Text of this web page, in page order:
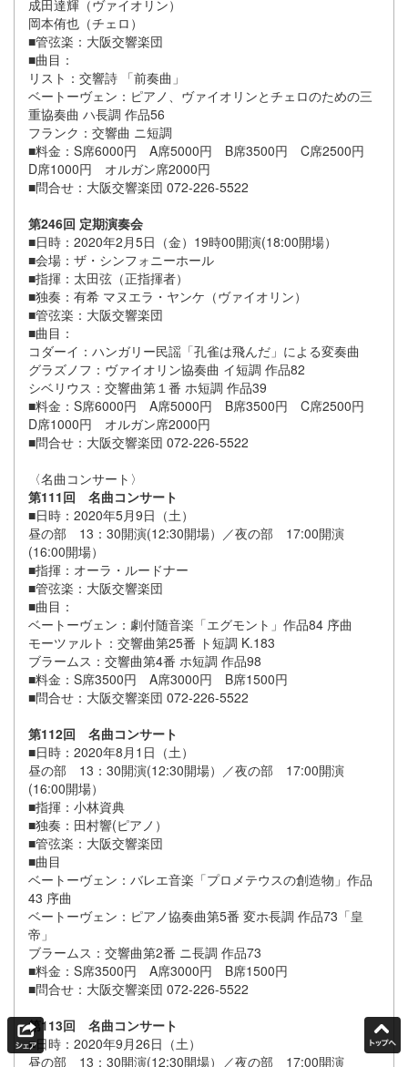
成田達輝（ヴァイオリン）
岡本侑也（チェロ）
■管弦楽：大阪交響楽団
■曲目：
リスト：交響詩 「前奏曲」
ベートーヴェン：ピアノ、ヴァイオリンとチェロのための三
重協奏曲 ハ長調 作品56
フランク：交響曲 ニ短調
■料金：S席6000円 A席5000円 B席3500円 C席2500円
D席1000円 オルガン席2000円
■問合せ：大阪交響楽団 072-226-5522
第246回 定期演奏会
■日時：2020年2月5日（金）19時00開演(18:00開場）
■会場：ザ・シンフォニーホール
■指揮：太田弦（正指揮者）
■独奏：有希 マヌエラ・ヤンケ（ヴァイオリン）
■管弦楽：大阪交響楽団
■曲目：
コダーイ：ハンガリー民謡「孔雀は飛んだ」による変奏曲
グラズノフ：ヴァイオリン協奏曲 イ短調 作品82
シベリウス：交響曲第１番 ホ短調 作品39
■料金：S席6000円 A席5000円 B席3500円 C席2500円
D席1000円 オルガン席2000円
■問合せ：大阪交響楽団 072-226-5522
〈名曲コンサート〉
第111回 名曲コンサート
■日時：2020年5月9日（土）
昼の部 13：30開演(12:30開場）／夜の部 17:00開演
(16:00開場）
■指揮：オーラ・ルードナー
■管弦楽：大阪交響楽団
■曲目：
ベートーヴェン：劇付随音楽「エグモント」作品84 序曲
モーツァルト：交響曲第25番 ト短調 K.183
ブラームス：交響曲第4番 ホ短調 作品98
■料金：S席3500円 A席3000円 B席1500円
■問合せ：大阪交響楽団 072-226-5522
第112回 名曲コンサート
■日時：2020年8月1日（土）
昼の部 13：30開演(12:30開場）／夜の部 17:00開演
(16:00開場）
■指揮：小林資典
■独奏：田村響(ピアノ）
■管弦楽：大阪交響楽団
■曲目
ベートーヴェン：バレエ音楽「プロメテウスの創造物」作品
43 序曲
ベートーヴェン：ピアノ協奏曲第5番 変ホ長調 作品73「皇
帝」
ブラームス：交響曲第2番 ニ長調 作品73
■料金：S席3500円 A席3000円 B席1500円
■問合せ：大阪交響楽団 072-226-5522
第113回 名曲コンサート
■日時：2020年9月26日（土）
昼の部 13：30開演(12:30開場）／夜の部 17:00開演